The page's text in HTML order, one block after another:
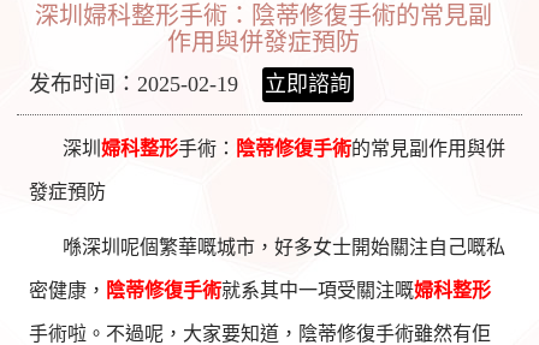
深圳婦科整形手術：陰蒂修復手術的常見副
作用與併發症預防
发布时间：2025-02-19 立即諮詢
深圳婦科整形手術： 陰蒂修復手術的常見副作用與併
發症預防
喺深圳呢個繁華嘅城市，好多女士開始關注自己嘅私
密健康， 陰蒂修復手術就系其中一項受關注嘅婦科整形
手術啦。不過呢，大家要知道，陰蒂修復手術雖然有佢